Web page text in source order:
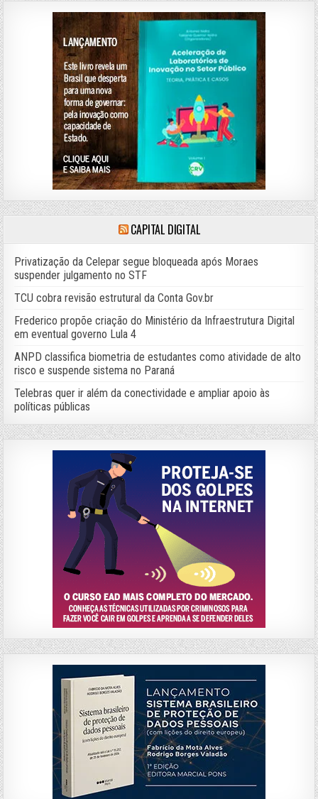
CAPITAL DIGITAL
Privatização da Celepar segue bloqueada após Moraes
suspender julgamento no STF
TCU cobra revisão estrutural da Conta Gov.br
Frederico propõe criação do Ministério da Infraestrutura Digital
em eventual governo Lula 4
ANPD classifica biometria de estudantes como atividade de alto
risco e suspende sistema no Paraná
Telebras quer ir além da conectividade e ampliar apoio às
políticas públicas